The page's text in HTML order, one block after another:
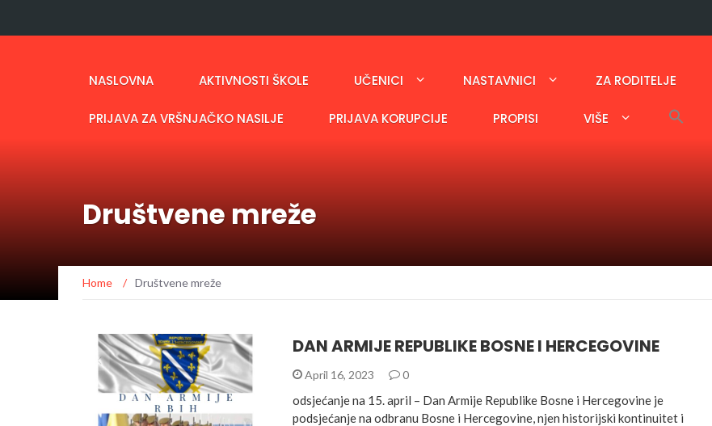
NASLOVNA AKTIVNOSTI ŠKOLE UČENICI NASTAVNICI ZA RODITELJE
PRIJAVA ZA VRŠNJAČKO NASILJE PRIJAVA KORUPCIJE PROPISI VIŠE
Društvene mreže
Home / Društvene mreže
DAN ARMIJE REPUBLIKE BOSNE I HERCEGOVINE
April 16, 2023 0
odsjećanje na 15. april – Dan Armije Republike Bosne i Hercegovine je
podsjećanje na odbranu Bosne i Hercegovine, njen historijski kontinuitet i